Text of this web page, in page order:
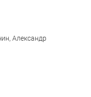
Александр